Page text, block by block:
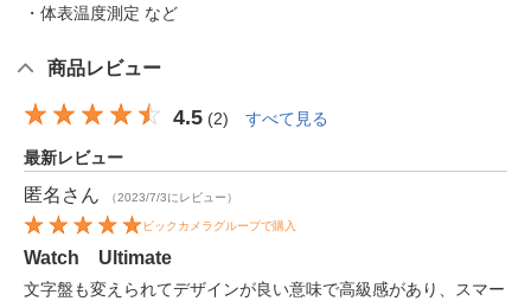
・体表温度測定 など
商品レビュー
4.5 (2) すべて見る
最新レビュー
匿名 さん （2023/7/3にレビュー）
ビックカメラグループで購入
Watch Ultimate
文字盤も変えられてデザインが良い意味で高級感があり、スマー